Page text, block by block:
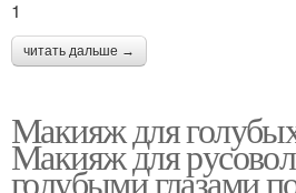
1
читать дальше →
Макияж для
Макияж для
голубыми глазами